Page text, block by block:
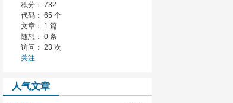
积分： 732
代码： 65 个
文章： 1 篇
随想： 0 条
访问： 23 次
关注
人气文章